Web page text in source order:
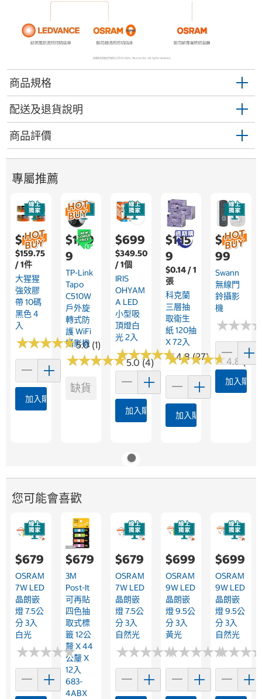
商品規格
配送及退貨說明
商品評價
專屬推薦
$799
$159.75
/ 1件
大猩猩
強效膠
帶 10碼
黑色 4
入
★★★★★
★★★★★5.0 (1)
加入購物車
$1,29
9
TP-Link
Tapo
C510W
戶外旋
轉式防
護 WiFi
攝影機
★★★★★
★★★★★5.0 (4)
缺貨
$699
$349.50
/ 1個
IRIS
OHYAM
A LED
小型吸
頂燈白
光 2入
★★★★★
★★★★★4.8 (27)
加入購物車
$1,15
9
$0.14 / 1
張
科克蘭
三層抽
取衛生
紙 120抽
X 72入
★★★★★
★★★★★4.8
加入購物車
$2,9
99
Swann
無線門
鈴攝影
機
★★★
★★★
加入購物
您可能會喜歡
$679
OSRAM
7W LED
晶朗嵌
燈 7.5公
分 3入
白光
★★★★★
★★★★★
$679
3M
Post-It
可再貼
四色抽
取式標
籤 12公
釐 X 44
公釐 X
12入
683-
4ABX
$679
OSRAM
7W LED
晶朗嵌
燈 7.5公
分 3入
自然光
★★★★★
★★★★★
$699
OSRAM
9W LED
晶朗嵌
燈 9.5公
分 3入
黃光
★★★★★
★★★★★
$699
OSRAM
9W LED
晶朗嵌
燈 9.5公
分 3入
自然光
★★★
★★★